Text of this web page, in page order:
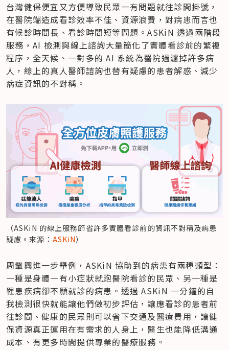
台灣健保便宜又方便導致民眾一有問題就往診間掛號，
在醫院端造成看診效率不佳、資源浪費，對病患而言也
有候診時間長、看診時間短等問題。ASKiN 透過兩階段
服務，AI 檢測與線上諮詢大量簡化了實體看診前的繁複
程序，全天候、一對多的 AI 系統為醫院過濾掉許多病
人，線上的真人醫師諮詢也替有疑慮的患者解惑、減少
病症資訊的不對稱。
（ASKiN 的線上服務節省許多實體看診前的資訊不對稱及病患
疑慮。來源： ASKiN）
​周肇興進一步舉例，ASKiN 協助到的病患有兩種類型：
一種是身體一有小症狀就跑醫院看診的民眾、另一種是
罹患疾病卻不願就診的病患。透過 ASKiN 一分鐘的自
我檢測很快就能讓他們做初步評估，讓應看診的患者前
往診間、健康的民眾則可以省下交通及醫療費用，讓健
保資源真正運用在有需求的人身上，醫生也能降低溝通
成本、有更多時間提供專業的醫療服務。